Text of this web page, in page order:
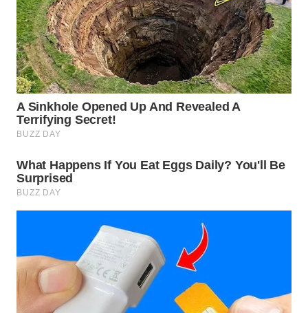
WN
PRIANGAN
TIMUR
WN
SEMARANG
WN
SOLO
WN
BOROBUDUR
WN
SURABAYA